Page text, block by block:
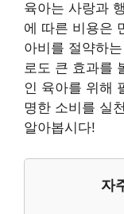
육아는 사랑과
에 따른 비용은
아비를 절약하
로도 큰 효과를
인 육아를 위해
명한 소비를 실
알아봅시다!
자